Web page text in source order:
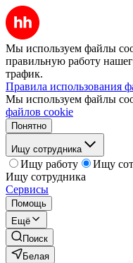
Мы используем файлы
правильную работу
трафик.
Правила использования
Мы используем файлы
файлов cookie
Понятно
Ищу сотрудника
Ищу работу
Ищу
Ищу сотрудника
Сервисы
Помощь
Ещё
Поиск
Белая